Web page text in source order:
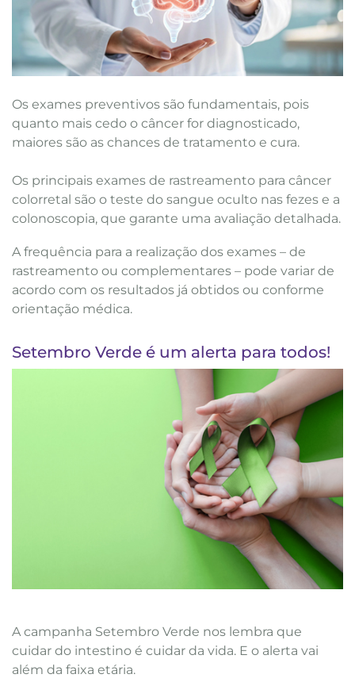
Os exames preventivos são fundamentais, pois
quanto mais cedo o câncer for diagnosticado,
maiores são as chances de tratamento e cura.
Os principais exames de rastreamento para câncer
colorretal são o teste do sangue oculto nas fezes e a
colonoscopia, que garante uma avaliação detalhada.
A frequência para a realização dos exames – de
rastreamento ou complementares – pode variar de
acordo com os resultados já obtidos ou conforme
orientação médica.
Setembro Verde é um alerta para todos!
A campanha Setembro Verde nos lembra que
cuidar do intestino é cuidar da vida. E o alerta vai
além da faixa etária.